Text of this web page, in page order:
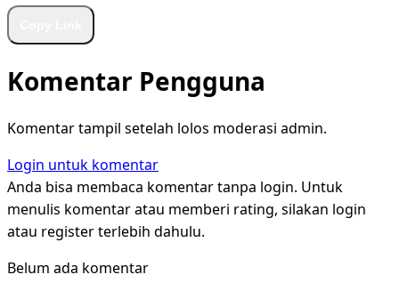
Komentar Pengguna
Komentar tampil setelah lolos moderasi admin.
Login untuk komentar
Anda bisa membaca komentar tanpa login. Untuk
menulis komentar atau memberi rating, silakan login
atau register terlebih dahulu.
Belum ada komentar